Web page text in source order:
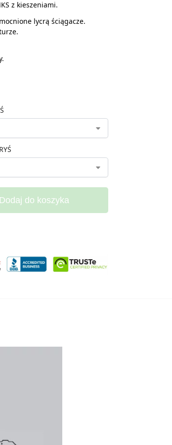
z kieszeniami.
lycrą ściągacze.
Dodaj do koszyka